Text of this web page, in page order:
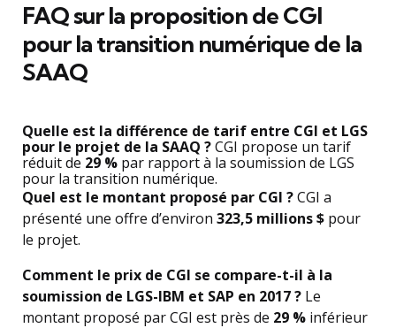
FAQ sur la proposition de CGI
pour la transition numérique de la
SAAQ
Quelle est la différence de tarif entre CGI et LGS
pour le projet de la SAAQ ?CGI propose un tarif
réduit de 29 % par rapport à la soumission de LGS
pour la transition numérique.
Quel est le montant proposé par CGI ?CGI a
présenté une offre d’environ 323,5 millions $ pour
le projet.
Comment le prix de CGI se compare-t-il à la
soumission de LGS-IBM et SAP en 2017 ? Le
montant proposé par CGI est près de 29 % inférieur